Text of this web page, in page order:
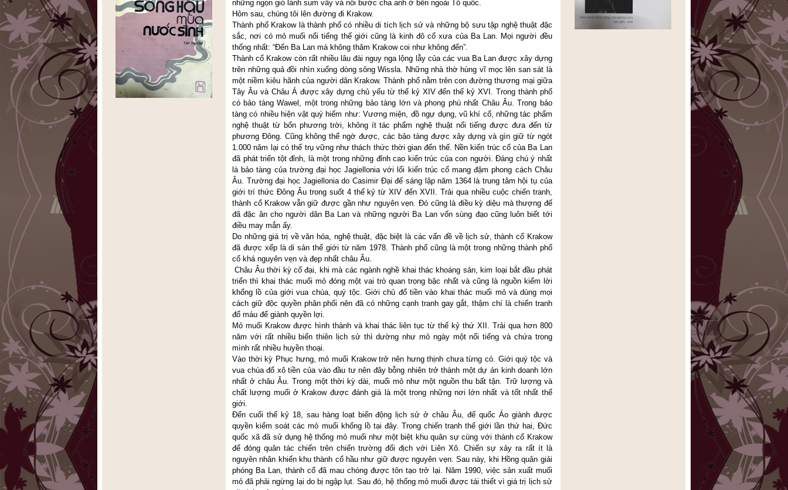
những ngọn gió lành sum vầy và nối bước cha anh ở bên ngoài Tổ quốc.
Hôm sau, chúng tôi lên đường đi Krakow.
Thành phố Krakow là thành phố có nhiều di tích lịch sử và những bộ sưu tập nghệ thuật đặc
sắc, nơi có mỏ muối nổi tiếng thế giới cũng là kinh đô cổ xưa của Ba Lan. Mọi người đều
thống nhất: “Đến Ba Lan mà không thăm Krakow coi như không đến”.
Thành cổ Krakow còn rất nhiều lâu đài nguy nga lộng lẫy của các vua Ba Lan được xây dựng
trên những quả đồi nhìn xuống dòng sông Wissla. Những nhà thờ hùng vĩ mọc lên san sát là
một niềm kiêu hãnh của người dân Krakow. Thành phố nằm trên con đường thương mại giữa
Tây Âu và Châu Á được xây dựng chủ yếu từ thế kỷ XIV đến thế kỷ XVI. Trong thành phố
có bảo tàng Wawel, một trong những bảo tàng lớn và phong phú nhất Châu Âu. Trong bảo
tàng có nhiều hiện vật quý hiếm như: Vương miện, đồ ngự dụng, vũ khí cổ, những tác phẩm
nghệ thuật từ bốn phương trời, không ít tác phẩm nghệ thuật nổi tiếng được đưa đến từ
phương Đông. Cũng không thể ngờ được, các bảo tàng được xây dựng và gìn giữ từ ngót
1.000 năm lại có thể trụ vững như thách thức thời gian đến thế. Nền kiến trúc cổ của Ba Lan
đã phát triển tột đỉnh, là một trong những đỉnh cao kiến trúc của con người. Đáng chú ý nhất
là bảo tàng của trường đại học Jagiellonia với lối kiến trúc cổ mang đậm phong cách Châu
Âu. Trường đại học Jagiellonia do Casimir Đại đế sáng lập năm 1364 là trung tâm hội tụ của
giới trí thức Đông Âu trong suốt 4 thế kỷ từ XIV đến XVII. Trải qua nhiều cuộc chiến tranh,
thành cổ Krakow vẫn giữ được gần như nguyên vẹn. Đó cũng là điều kỳ diệu mà thượng đế
đã đặc ân cho người dân Ba Lan và những người Ba Lan vốn sùng đạo cũng luôn biết tới
điều may mắn ấy.
Do những giá trị về văn hóa, nghệ thuật, đặc biệt là các vấn đề về lịch sử, thành cổ Krakow
đã được xếp là di sản thế giới từ năm 1978. Thành phố cũng là một trong những thành phố
cổ khá nguyên vẹn và đẹp nhất châu Âu.
Châu Âu thời kỳ cổ đại, khi mà các ngành nghề khai thác khoáng sản, kim loại bắt đầu phát
triển thì khai thác muối mỏ đóng một vai trò quan trọng bậc nhất và cũng là nguồn kiếm lời
khổng lồ của giới vua chúa, quý tộc. Giới chủ đổ tiền vào khai thác muối mỏ và dùng mọi
cách giữ độc quyền phân phối nên đã có những cạnh tranh gay gắt, thậm chí là chiến tranh
đổ máu để giành quyền lợi.
Mỏ muối Krakow được hình thành và khai thác liên tục từ thế kỷ thứ XII. Trải qua hơn 800
năm với rất nhiều biến thiên lịch sử thì dường như mỏ ngày một nổi tiếng và chứa trong
mình rất nhiều huyền thoại.
Vào thời kỳ Phục hưng, mỏ muối Krakow trở nên hưng thịnh chưa từng có. Giới quý tộc và
vua chúa đổ xô tiền của vào đầu tư nên đây bỗng nhiên trở thành một dự án kinh doanh lớn
nhất ở châu Âu. Trong một thời kỳ dài, muối mỏ như một nguồn thu bất tận. Trữ lượng và
chất lượng muối ở Krakow được đánh giá là một trong những nơi lớn nhất và tốt nhất thế
giới.
Đến cuối thế kỷ 18, sau hàng loạt biến động lịch sử ở châu Âu, đế quốc Áo giành được
quyền kiểm soát các mỏ muối khổng lồ tại đây. Trong chiến tranh thế giới lần thứ hai, Đức
quốc xã đã sử dụng hệ thống mỏ muối như một biệt khu quân sự cùng với thành cổ Krakow
để đóng quân tác chiến trên chiến trường đối địch với Liên Xô. Chiến sự xảy ra rất ít là
nguyên nhân khiến khu thành cổ hầu như giữ được nguyên vẹn. Sau này, khi Hồng quân giải
phóng Ba Lan, thành cổ đã mau chóng được tôn tạo trở lại. Năm 1990, việc sản xuất muối
mỏ đã phải ngừng lại do bị ngập lụt. Sau đó, hệ thống mỏ muối được tái thiết vì giá trị lịch sử